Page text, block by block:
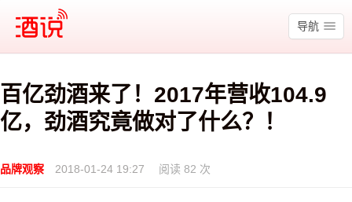
酒说
导航
百亿劲酒来了！2017年营收104.9
亿，劲酒究竟做对了什么？！
品牌观察 2018-01-24 19:27 阅读 82 次